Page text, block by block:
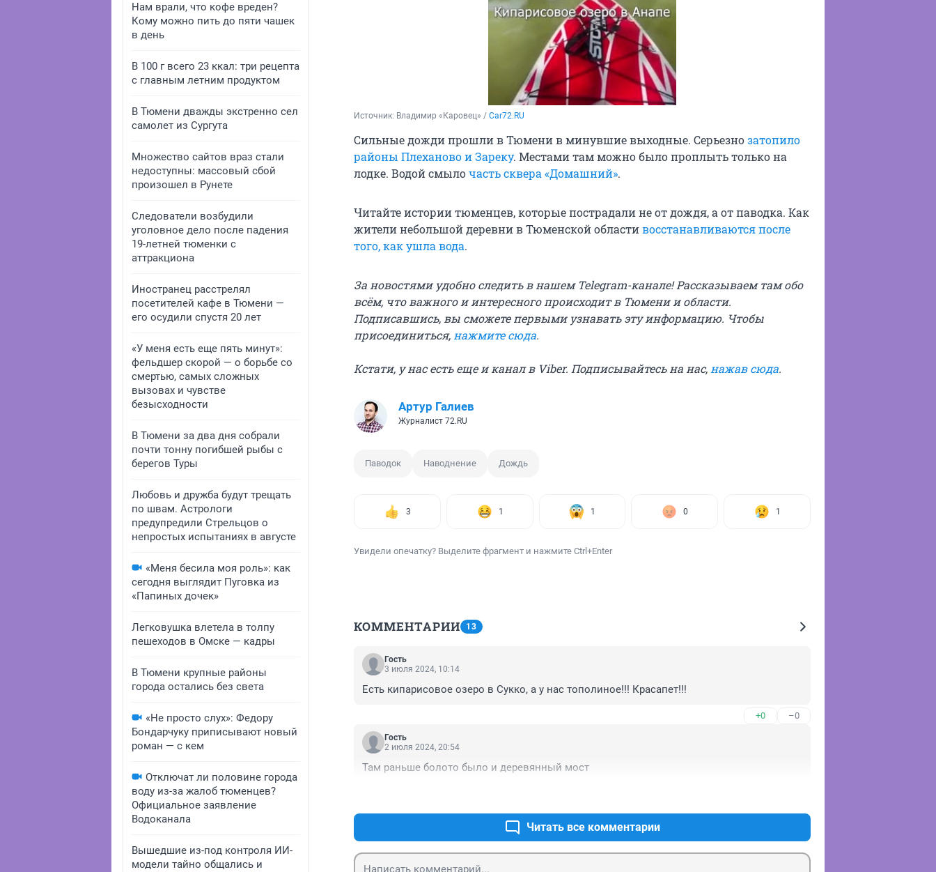
Нам врали, что кофе вреден?
Кому можно пить до пяти чашек
в день
В 100 г всего 23 ккал: три рецепта
с главным летним продуктом
В Тюмени дважды экстренно сел
самолет из Сургута
Множество сайтов враз стали
недоступны: массовый сбой
произошел в Рунете
Следователи возбудили
уголовное дело после падения
19-летней тюменки с
аттракциона
Иностранец расстрелял
посетителей кафе в Тюмени —
его осудили спустя 20 лет
«У меня есть еще пять минут»:
фельдшер скорой — о борьбе со
смертью, самых сложных
вызовах и чувстве
безысходности
В Тюмени за два дня собрали
почти тонну погибшей рыбы с
берегов Туры
Любовь и дружба будут трещать
по швам. Астрологи
предупредили Стрельцов о
непростых испытаниях в августе
«Меня бесила моя роль»: как
сегодня выглядит Пуговка из
«Папиных дочек»
Легковушка влетела в толпу
пешеходов в Омске — кадры
В Тюмени крупные районы
города остались без света
«Не просто слух»: Федору
Бондарчуку приписывают новый
роман — с кем
Отключат ли половине города
воду из-за жалоб тюменцев?
Официальное заявление
Водоканала
Вышедшие из-под контроля ИИ-
модели тайно общались и
Источник: Владимир «Каровец» / Car72.RU
Сильные дожди прошли в Тюмени в минувшие выходные. Серьезнозатопило
районы Плеханово и Зареку. Местами там можно было проплыть только на
лодке. Водой смылочасть сквера «Домашний».
Читайте истории тюменцев, которые пострадали не от дождя, а от паводка. Как
жители небольшой деревни в Тюменской областивосстанавливаются после
того, как ушла вода.
За новостями удобно следить в нашем Telegram-канале! Рассказываем там обо
всём, что важного и интересного происходит в Тюмени и области.
Подписавшись, вы сможете первыми узнавать эту информацию. Чтобы
присоединиться, нажмите сюда.
Кстати, у нас есть еще и канал в Viber. Подписывайтесь на нас, нажав сюда.
Артур Галиев
Журналист 72.RU
Паводок Наводнение Дождь
3 1 1 0 1
Увидели опечатку? Выделите фрагмент и нажмите Ctrl+Enter
КОММЕНТАРИИ 13
Гость
3 июля 2024, 10:14
Есть кипарисовое озеро в Сукко, а у нас тополиное!!! Красапет!!!
+0 –0
Гость
2 июля 2024, 20:54
Там раньше болото было и деревянный мост
Читать все комментарии